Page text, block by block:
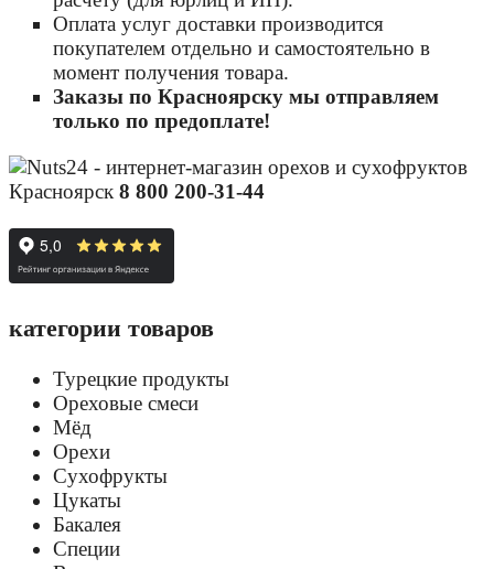
Оплата услуг доставки производится
покупателем отдельно и самостоятельно в
момент получения товара.
Заказы по Красноярску мы отправляем
только по предоплате!
Красноярск8 800 200-31-44
категории товаров
Турецкие продукты
Ореховые смеси
Мёд
Орехи
Сухофрукты
Цукаты
Бакалея
Специи